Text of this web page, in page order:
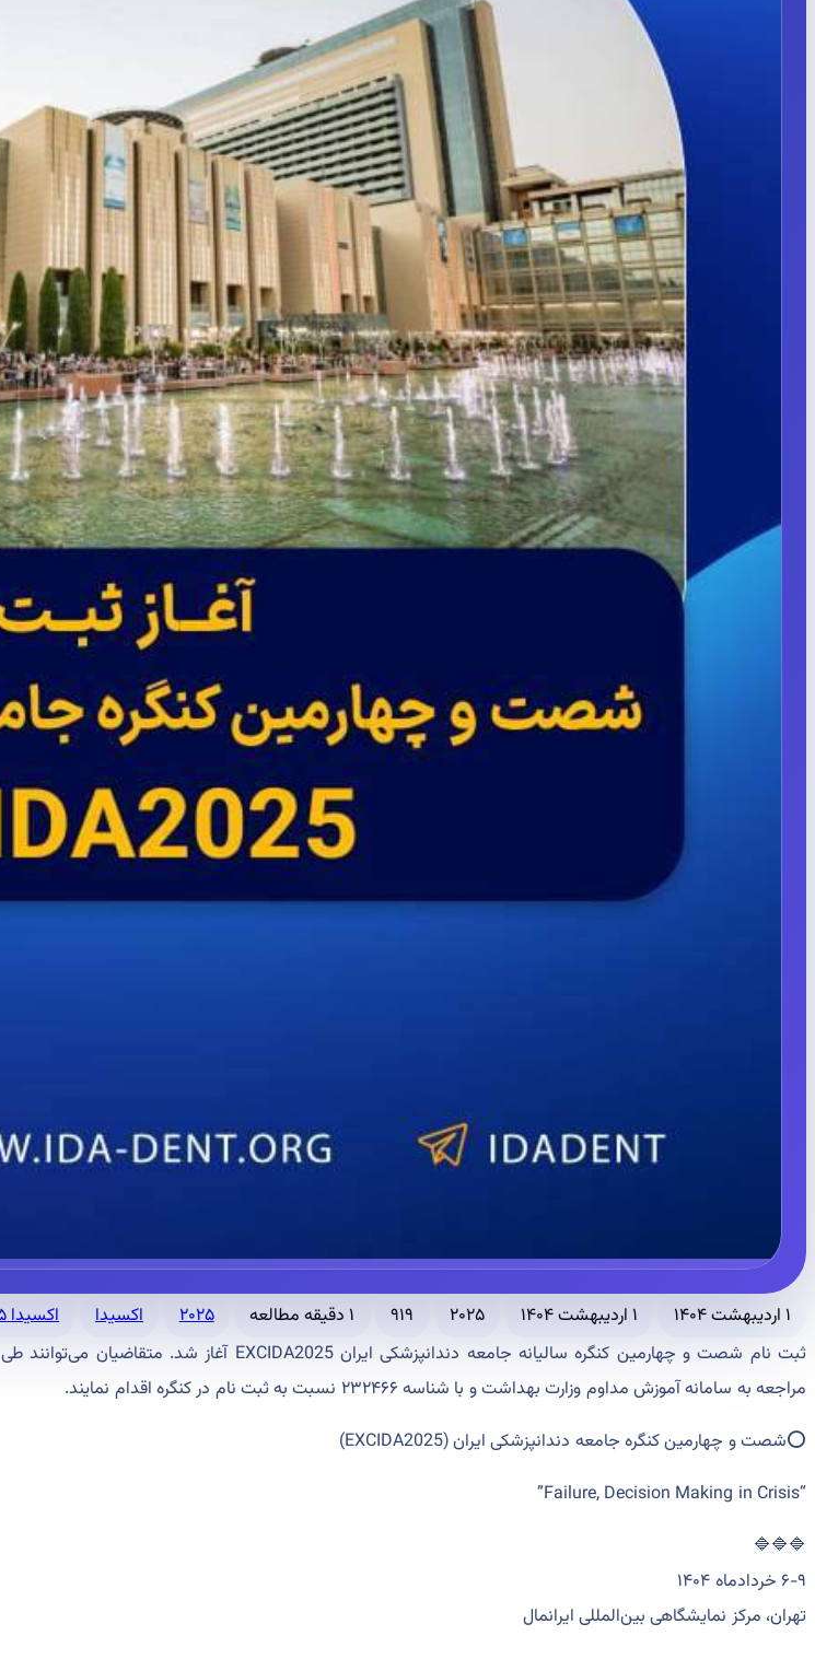
۱ اردیبهشت ۱۴۰۴ ۱ اردیبهشت ۱۴۰۴ ۲۰۲۵ ۹۱۹ ۱ دقیقه مطالعه ۲۰۲۵ اکسیدا اکسیدا ۲۰۲۵
ثبت نام شصت و چهارمین کنگره سالیانه جامعه دندانپزشکی ایران EXCIDA2025 آغاز شد. متقاضیان می‌توانند طی
مراجعه به سامانه آموزش مداوم وزارت بهداشت و با شناسه ۲۳۲۴۶۶ نسبت به ثبت نام در کنگره اقدام نمایند.
⭕️شصت و چهارمین کنگره جامعه دندانپزشکی ایران (EXCIDA2025)
“Failure, Decision Making in Crisis”
🔷🔷🔷
۶-۹ خردادماه ۱۴۰۴
تهران، مرکز نمایشگاهی بین‌المللی ایرانمال